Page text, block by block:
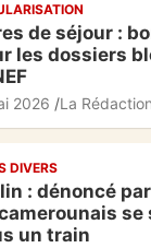
g
er
de séjour :
les dossiers
2026 La Rédaction
DIVERS
: dénoncé
se
un train